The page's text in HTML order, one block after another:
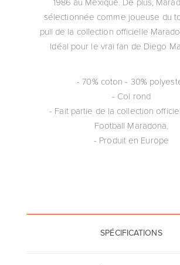
sélectionnée comme joueuse du
pull de la collection officielle
Idéal pour le vrai fan de Diego
- 70% coton - 30%
- Col rond
- Fait partie de la collection
Football Maradona.
- Produit en Europe
SPÉCIFICATIONS